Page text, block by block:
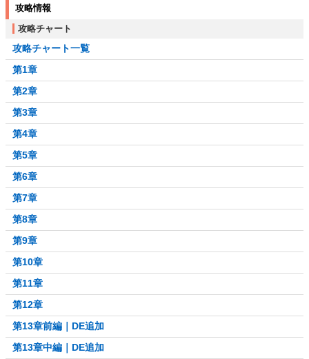
攻略情報
攻略チャート
攻略チャート一覧
第1章
第2章
第3章
第4章
第5章
第6章
第7章
第8章
第9章
第10章
第11章
第12章
第13章前編｜DE追加
第13章中編｜DE追加